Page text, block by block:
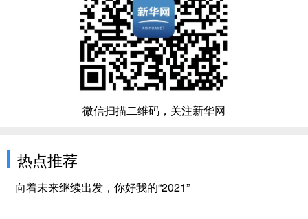
微信扫描二维码，关注新华网
热点推荐
向着未来继续出发，你好我的“2021”